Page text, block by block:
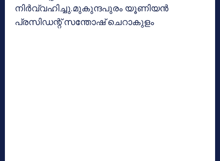
നിര്‍വ്വഹിച്ചു.മുകുന്ദപുരം യൂണിയന്‍
പ്രസിഡന്റ് സന്തോഷ്ചെറാകുളം